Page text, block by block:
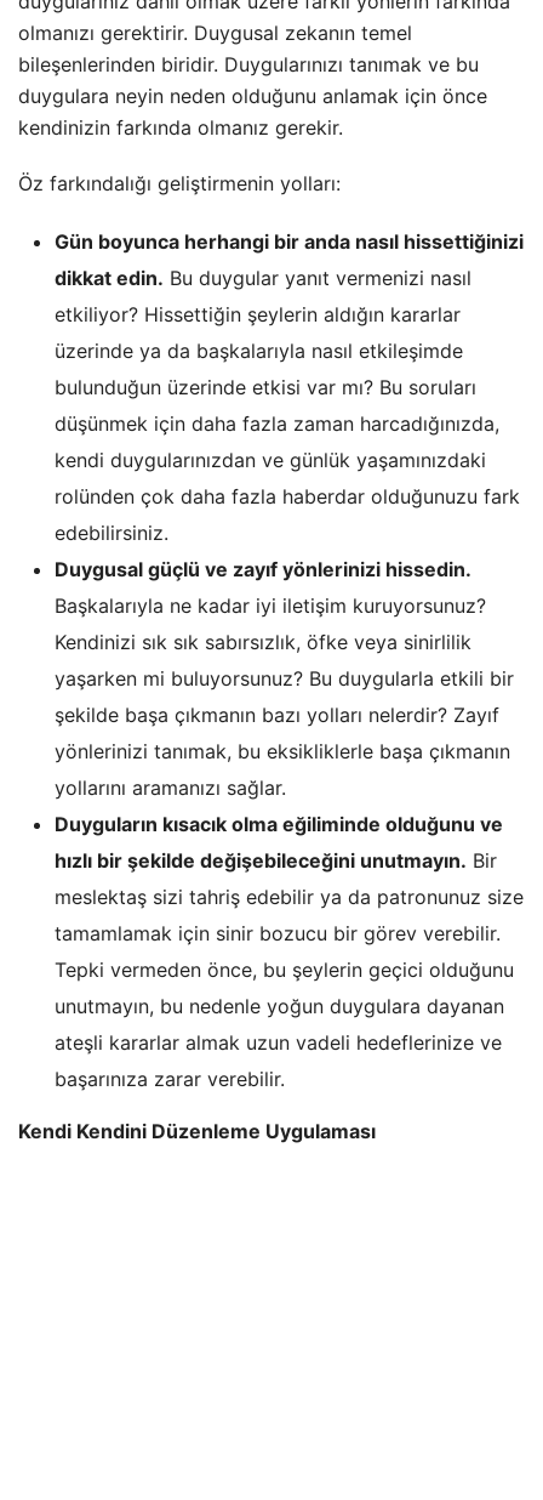
olmanızı gerektirir. Duygusal zekanın temel
bileşenlerinden biridir. Duygularınızı tanımak ve bu
duygulara neyin neden olduğunu anlamak için önce
kendinizin farkında olmanız gerekir.
Öz farkındalığı geliştirmenin yolları:
Gün boyunca herhangi bir anda nasıl hissettiğinizi
dikkat edin. Bu duygular yanıt vermenizi nasıl
etkiliyor? Hissettiğin şeylerin aldığın kararlar
üzerinde ya da başkalarıyla nasıl etkileşimde
bulunduğun üzerinde etkisi var mı? Bu soruları
düşünmek için daha fazla zaman harcadığınızda,
kendi duygularınızdan ve günlük yaşamınızdaki
rolünden çok daha fazla haberdar olduğunuzu fark
edebilirsiniz.
Duygusal güçlü ve zayıf yönlerinizi hissedin.
Başkalarıyla ne kadar iyi iletişim kuruyorsunuz?
Kendinizi sık sık sabırsızlık, öfke veya sinirlilik
yaşarken mi buluyorsunuz? Bu duygularla etkili bir
şekilde başa çıkmanın bazı yolları nelerdir? Zayıf
yönlerinizi tanımak, bu eksikliklerle başa çıkmanın
yollarını aramanızı sağlar.
Duyguların kısacık olma eğiliminde olduğunu ve
hızlı bir şekilde değişebileceğini unutmayın. Bir
meslektaş sizi tahriş edebilir ya da patronunuz size
tamamlamak için sinir bozucu bir görev verebilir.
Tepki vermeden önce, bu şeylerin geçici olduğunu
unutmayın, bu nedenle yoğun duygulara dayanan
ateşli kararlar almak uzun vadeli hedeflerinize ve
başarınıza zarar verebilir.
Kendi Kendini Düzenleme Uygulaması